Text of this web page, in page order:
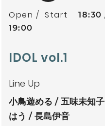
Open Start
18:30
19:00
IDOL vol.1
Line Up
小鳥遊める 五味未知子
はう
長島伊音